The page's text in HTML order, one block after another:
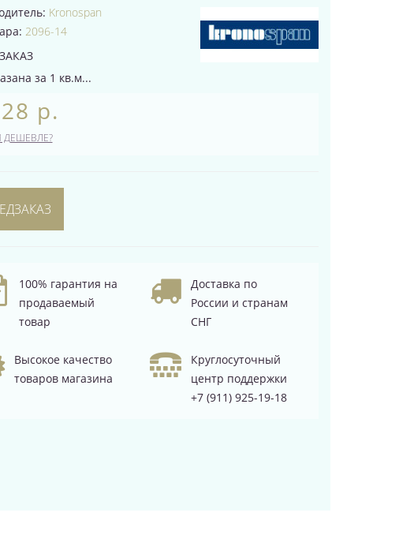
Kronospan
2096-14
за 1 кв.м...
р.
100% гарантия на
продаваемый
товар
Доставка по
России и странам
СНГ
Высокое качество
товаров магазина
Круглосуточный
центр поддержки
+7 (911) 925-19-18